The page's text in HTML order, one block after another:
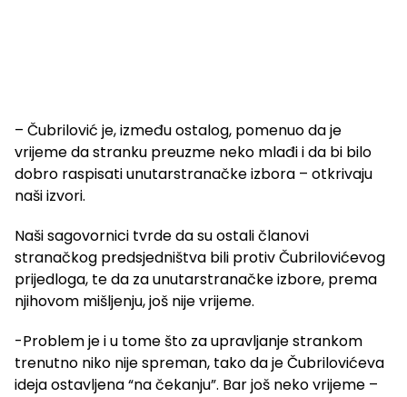
– Čubrilović je, između ostalog, pomenuo da je
vrijeme da stranku preuzme neko mlađi i da bi bilo
dobro raspisati unutarstranačke izbora – otkrivaju
naši izvori.
Naši sagovornici tvrde da su ostali članovi
stranačkog predsjedništva bili protiv Čubrilovićevog
prijedloga, te da za unutarstranačke izbore, prema
njihovom mišljenju, još nije vrijeme.
-Problem je i u tome što za upravljanje strankom
trenutno niko nije spreman, tako da je Čubrilovićeva
ideja ostavljena “na čekanju”. Bar još neko vrijeme –